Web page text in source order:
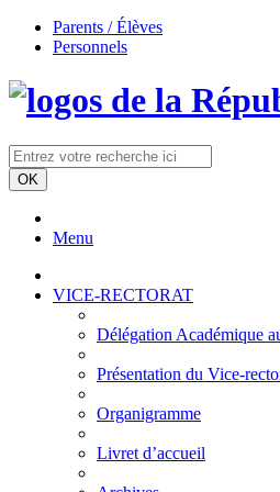
Parents / Élèves
Personnels
Menu
VICE-RECTORAT
Délégation Académique
Présentation du Vice-
Organigramme
Livret d’accueil